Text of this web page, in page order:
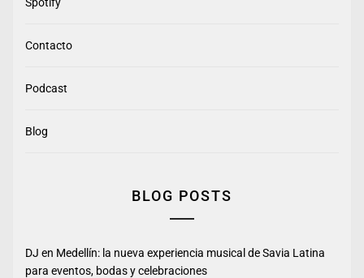
Contacto
Podcast
Blog
BLOG POSTS
DJ en Medellín: la nueva experiencia musical de Savia Latina
para eventos, bodas y celebraciones